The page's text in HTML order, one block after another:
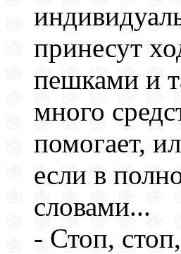
принесут
пешками и
много
помогает,
если в
словами...
- Стоп,